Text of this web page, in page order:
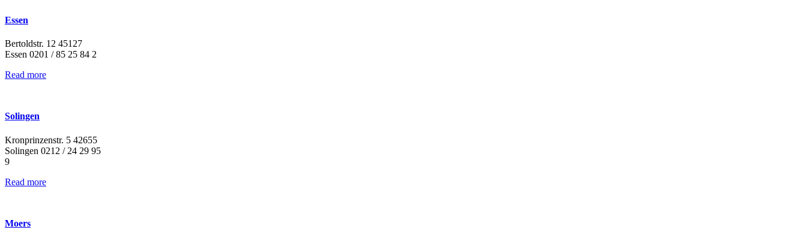
Essen
Bertoldstr. 12 45127
Essen 0201 / 85 25 84 2
Read more
Solingen
Kronprinzenstr. 5 42655
Solingen 0212 / 24 29 95
9
Read more
Moers